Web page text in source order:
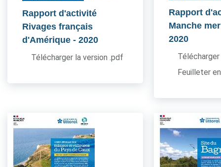
Rapport d'activité
Rivages français
d'Amérique - 2020
Télécharger la version .pdf
Rapport
Manche
2020
Feuilleter